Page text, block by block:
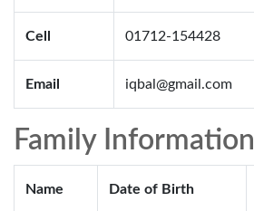
Cell 01712-154428
Email iqbal@gmail.com
Family Information
Name Date of Birth